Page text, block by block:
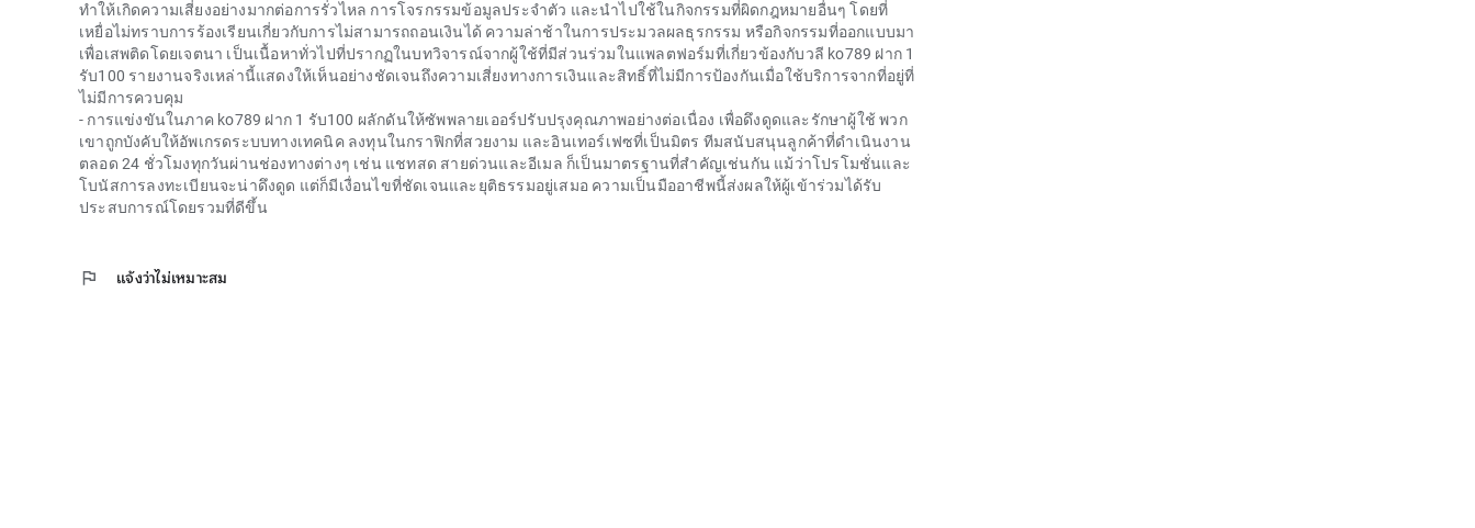
ทำให้เกิดความเสี่ยงอย่างมากต่อการรั่วไหล การโจรกรรมข้อมูลประจำตัว และนำไปใช้ในกิจกรรมที่ผิดกฎหมายอื่นๆ โดยที่
เหยื่อไม่ทราบการร้องเรียนเกี่ยวกับการไม่สามารถถอนเงินได้ ความล่าช้าในการประมวลผลธุรกรรม หรือกิจกรรมที่ออกแบบมา
เพื่อเสพติดโดยเจตนา เป็นเนื้อหาทั่วไปที่ปรากฏในบทวิจารณ์จากผู้ใช้ที่มีส่วนร่วมในแพลตฟอร์มที่เกี่ยวข้องกับวลี ko789 ฝาก 1
รับ100 รายงานจริงเหล่านี้แสดงให้เห็นอย่างชัดเจนถึงความเสี่ยงทางการเงินและสิทธิ์ที่ไม่มีการป้องกันเมื่อใช้บริการจากที่อยู่ที่
ไม่มีการควบคุม
- การแข่งขันในภาค ko789 ฝาก 1 รับ100 ผลักดันให้ซัพพลายเออร์ปรับปรุงคุณภาพอย่างต่อเนื่อง เพื่อดึงดูดและรักษาผู้ใช้ พวก
เขาถูกบังคับให้อัพเกรดระบบทางเทคนิค ลงทุนในกราฟิกที่สวยงาม และอินเทอร์เฟซที่เป็นมิตร ทีมสนับสนุนลูกค้าที่ดำเนินงาน
ตลอด 24 ชั่วโมงทุกวันผ่านช่องทางต่างๆ เช่น แชทสด สายด่วนและอีเมล ก็เป็นมาตรฐานที่สำคัญเช่นกัน แม้ว่าโปรโมชั่นและ
โบนัสการลงทะเบียนจะน่าดึงดูด แต่ก็มีเงื่อนไขที่ชัดเจนและยุติธรรมอยู่เสมอ ความเป็นมืออาชีพนี้ส่งผลให้ผู้เข้าร่วมได้รับ
ประสบการณ์โดยรวมที่ดีขึ้น
flag แจ้งว่าไม่เหมาะสม